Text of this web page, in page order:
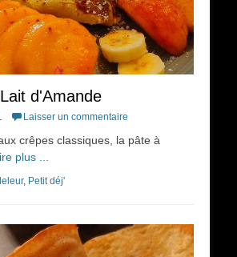
d'Amande
Laisser un commentaire
crêpes classiques, la pâte à
plus ...
, Petit déj'